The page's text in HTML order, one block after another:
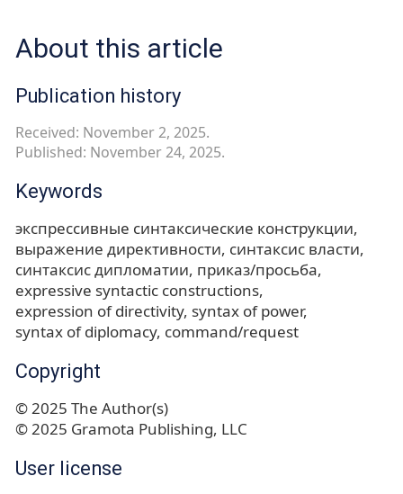
About this article
Publication history
Received: November 2, 2025.
Published: November 24, 2025.
Keywords
экспрессивные синтаксические конструкции
выражение директивности синтаксис власти
синтаксис дипломатии приказ/просьба
expressive syntactic constructions
expression of directivity syntax of power
syntax of diplomacy command/request
Copyright
© 2025 The Author(s)
© 2025 Gramota Publishing, LLC
User license